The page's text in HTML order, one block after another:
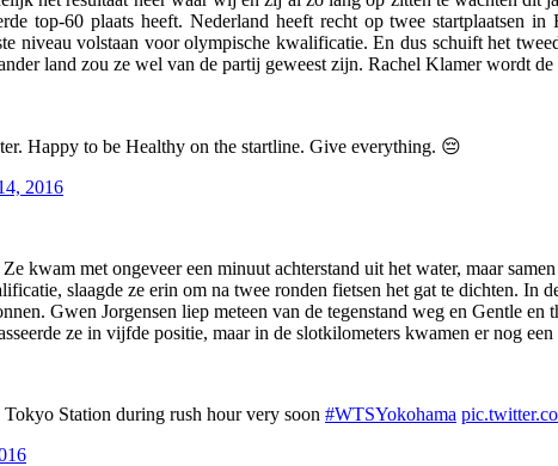
top-60 plaats heeft. Nederland heeft recht op twee startplaatsen
niveau volstaan voor olympische kwalificatie. En dus schuift het
land zou ze wel van de partij geweest zijn. Rachel Klamer wordt
Happy to be Healthy on the startline. Give everything. 😔
2016
kwam met ongeveer een minuut achterstand uit het water, maar
slaagde ze erin om na twee ronden fietsen het gat te dichten. In
Gwen Jorgensen liep meteen van de tegenstand weg en Gentle en
ze in vijfde positie, maar in de slotkilometers kwamen er nog
Station during rush hour very soon #WTSYokohama